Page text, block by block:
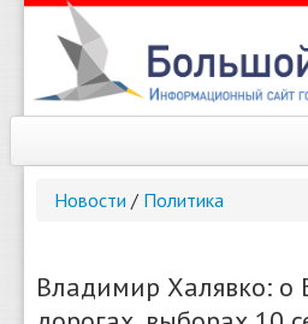
Новости / Политика
Владимир Халявко: